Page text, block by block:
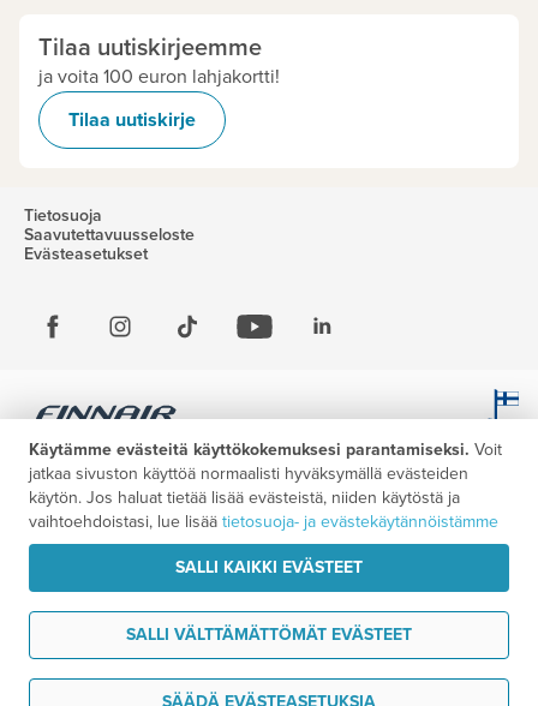
Tarvitsen tukea
Tilaa uutiskirjeemme
ja voita 100 euron lahjakortti!
Tilaa uutiskirje
Tietosuoja
Saavutettavuusseloste
Evästeasetukset
Käytämme evästeitä käyttökokemuksesi parantamiseksi. Voit
jatkaa sivuston käyttöä normaalisti hyväksymällä evästeiden
käytön. Jos haluat tietää lisää evästeistä, niiden käytöstä ja
vaihtoehdoistasi, lue lisää tietosuoja- ja evästekäytännöistämme
SALLI KAIKKI EVÄSTEET
SALLI VÄLTTÄMÄTTÖMÄT EVÄSTEET
SÄÄDÄ EVÄSTEASETUKSIA